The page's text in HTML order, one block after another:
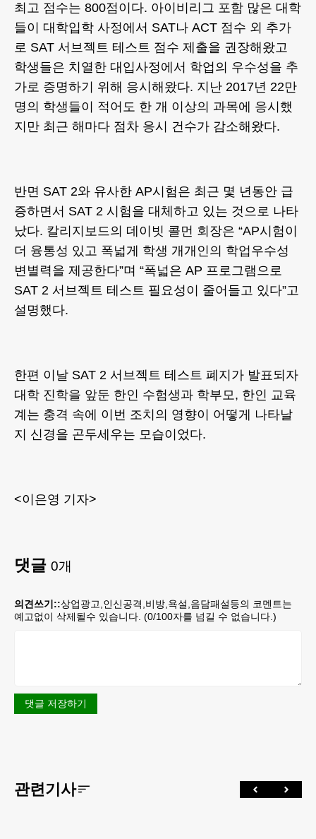
최고 점수는 800점이다. 아이비리그 포함 많은 대학
들이 대학입학 사정에서 SAT나 ACT 점수 외 추가
로 SAT 서브젝트 테스트 점수 제출을 권장해왔고
학생들은 치열한 대입사정에서 학업의 우수성을 추
가로 증명하기 위해 응시해왔다. 지난 2017년 22만
명의 학생들이 적어도 한 개 이상의 과목에 응시했
지만 최근 해마다 점차 응시 건수가 감소해왔다.
반면 SAT 2와 유사한 AP시험은 최근 몇 년동안 급
증하면서 SAT 2 시험을 대체하고 있는 것으로 나타
났다. 칼리지보드의 데이빗 콜먼 회장은 “AP시험이
더 융통성 있고 폭넓게 학생 개개인의 학업우수성
변별력을 제공한다”며 “폭넓은 AP 프로그램으로
SAT 2 서브젝트 테스트 필요성이 줄어들고 있다”고
설명했다.
한편 이날 SAT 2 서브젝트 테스트 폐지가 발표되자
대학 진학을 앞둔 한인 수험생과 학부모, 한인 교육
계는 충격 속에 이번 조치의 영향이 어떻게 나타날
지 신경을 곤두세우는 모습이었다.
<이은영 기자>
댓글 0개
의견쓰기::상업광고,인신공격,비방,욕설,음담패설등의 코멘트는
예고없이 삭제될수 있습니다. (0/100자를 넘길 수 없습니다.)
댓글 저장하기
관련기사